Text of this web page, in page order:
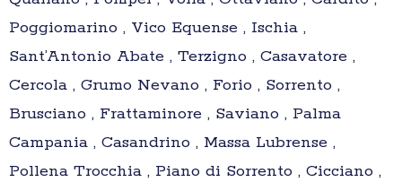
Poggiomarino , Vico Equense , Ischia ,
Sant’Antonio Abate , Terzigno , Casavatore ,
Cercola , Grumo Nevano , Forio , Sorrento ,
Brusciano , Frattaminore , Saviano , Palma
Campania , Casandrino , Massa Lubrense ,
Pollena Trocchia , Piano di Sorrento , Cicciano ,